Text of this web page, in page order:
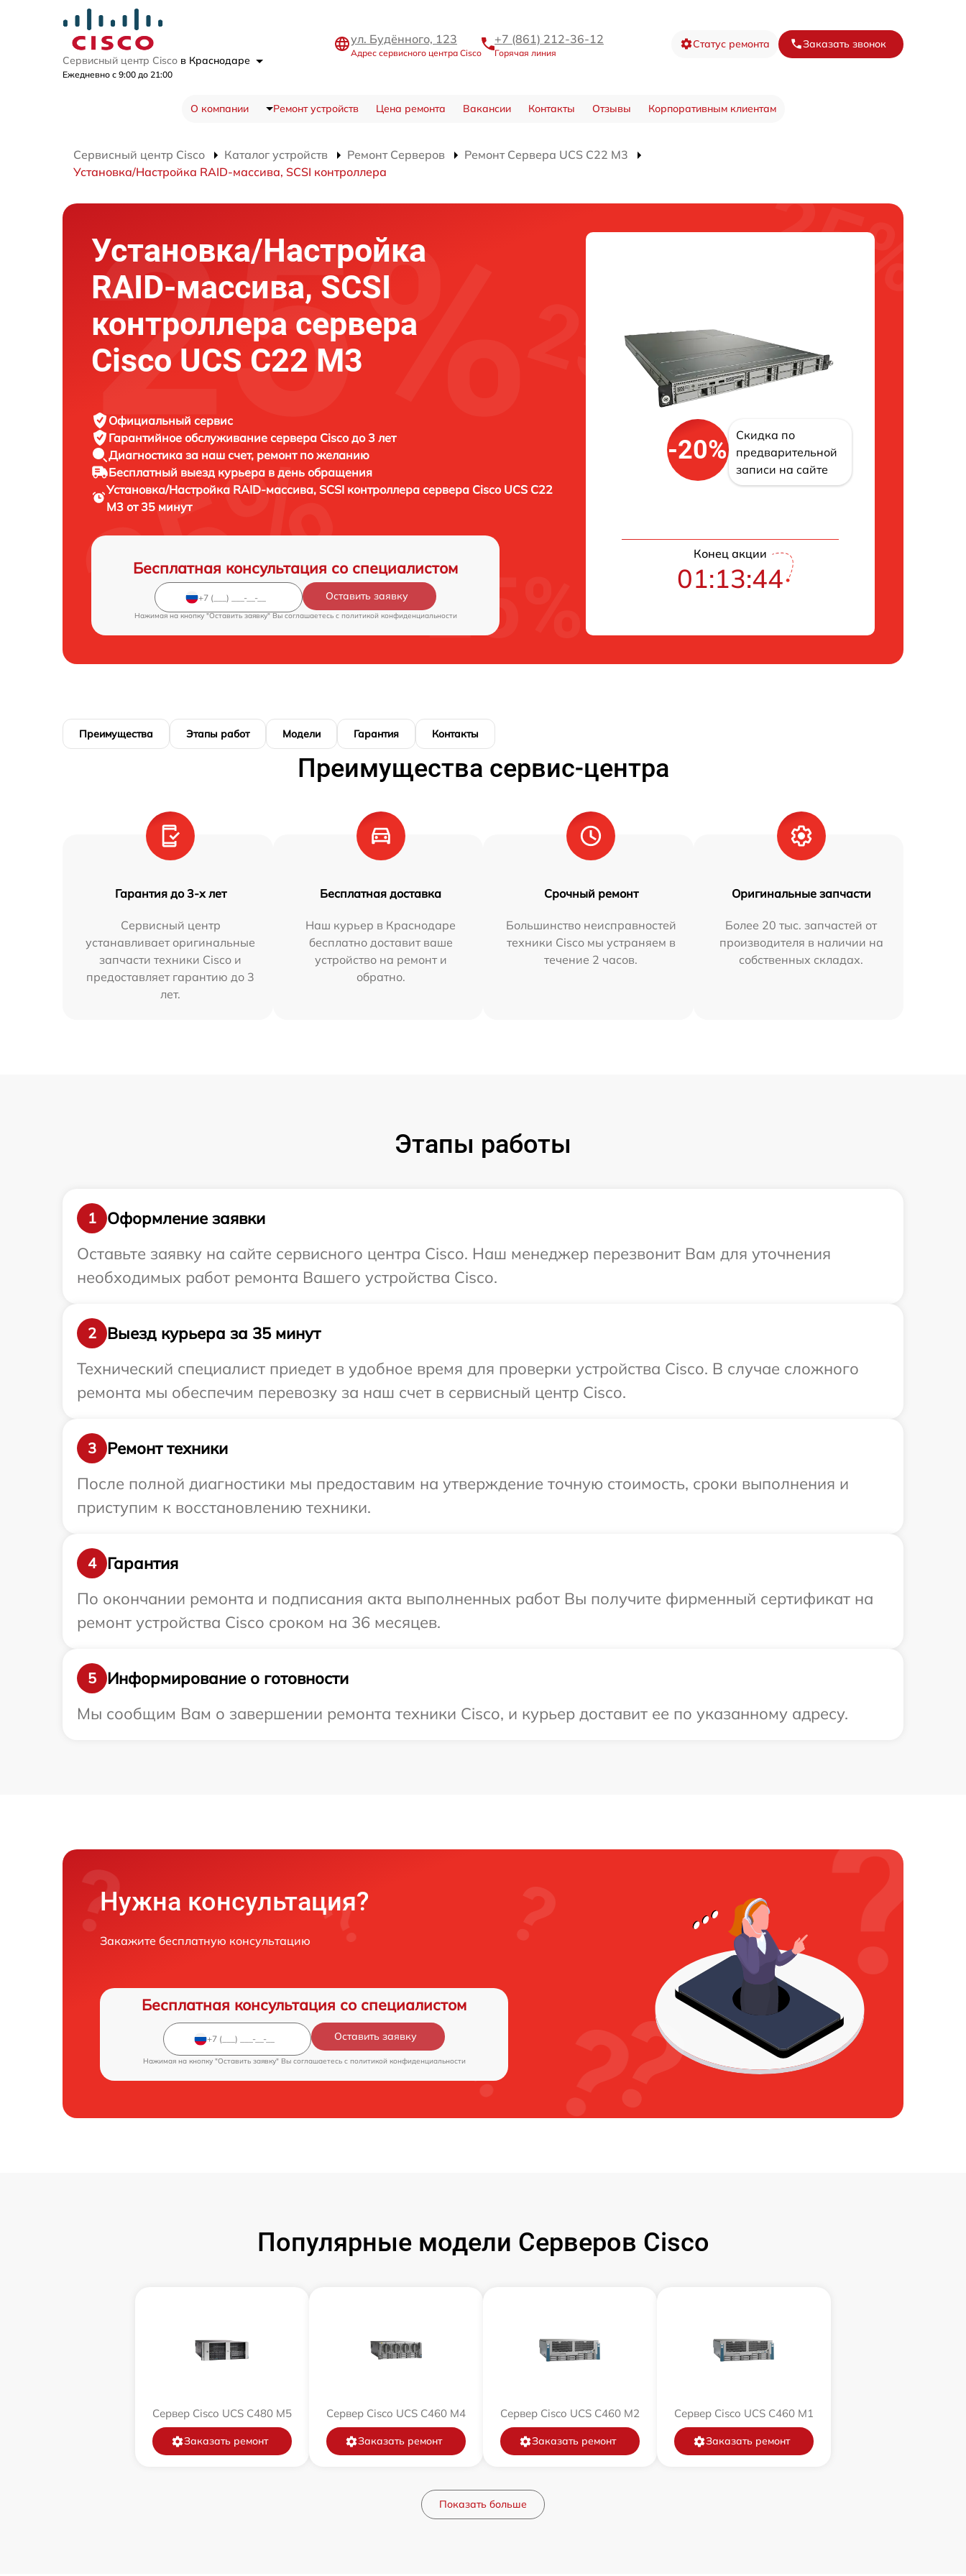
Сервисный центр Cisco в Краснодаре
Ежедневно с 9:00 до 21:00
ул. Будённого, 123
Адрес сервисного центра Cisco
+7 (861) 212-36-12
Горячая линия
Статус ремонта Заказать звонок
О компании Ремонт устройств Цена ремонта Вакансии Контакты Отзывы Корпоративным клиентам
Сервисный центр Cisco Каталог устройств Ремонт Серверов
Ремонт Сервера UCS C22 M3
Установка/Настройка RAID-массива, SCSI контроллера
Установка/Настройка
RAID-массива, SCSI
контроллера сервера
Cisco UCS C22 M3
Официальный сервис
Гарантийное обслуживание сервера Cisco до 3 лет
Диагностика за наш счет, ремонт по желанию
Бесплатный выезд курьера в день обращения
Установка/Настройка RAID-массива, SCSI контроллера сервера Cisco UCS C22
M3 от 35 минут
Бесплатная консультация со специалистом
Оставить заявку
Нажимая на кнопку "Оставить заявку" Вы соглашаетесь c политикой конфиденциальности
-20%
Скидка по
предварительной
записи на сайте
Конец акции
01:13:43
Преимущества Этапы работ Модели Гарантия Контакты
Преимущества сервис-центра
Гарантия до 3-х лет
Сервисный центр
устанавливает оригинальные
запчасти техники Cisco и
предоставляет гарантию до 3
лет.
Бесплатная доставка
Наш курьер в Краснодаре
бесплатно доставит ваше
устройство на ремонт и
обратно.
Срочный ремонт
Большинство неисправностей
техники Cisco мы устраняем в
течение 2 часов.
Оригинальные запчасти
Более 20 тыс. запчастей от
производителя в наличии на
собственных складах.
Этапы работы
1
Оформление заявки
Оставьте заявку на сайте сервисного центра Cisco. Наш менеджер перезвонит Вам для уточнения
необходимых работ ремонта Вашего устройства Cisco.
2
Выезд курьера за 35 минут
Технический специалист приедет в удобное время для проверки устройства Cisco. В случае сложного
ремонта мы обеспечим перевозку за наш счет в сервисный центр Cisco.
3
Ремонт техники
После полной диагностики мы предоставим на утверждение точную стоимость, сроки выполнения и
приступим к восстановлению техники.
4
Гарантия
По окончании ремонта и подписания акта выполненных работ Вы получите фирменный сертификат на
ремонт устройства Cisco сроком на 36 месяцев.
5
Информирование о готовности
Мы сообщим Вам о завершении ремонта техники Cisco, и курьер доставит ее по указанному адресу.
Нужна консультация?
Закажите бесплатную консультацию
Бесплатная консультация со специалистом
Оставить заявку
Нажимая на кнопку "Оставить заявку" Вы соглашаетесь c политикой конфиденциальности
Популярные модели Серверов Cisco
Сервер Cisco UCS C480 M5
Заказать ремонт
Сервер Cisco UCS C460 M4
Заказать ремонт
Сервер Cisco UCS C460 M2
Заказать ремонт
Сервер Cisco UCS C460 M1
Заказать ремонт
Показать больше